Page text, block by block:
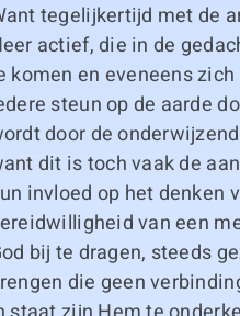
tegelijkertijd met de
actief, die in de
komen en eveneens
steun op de aarde
door de
dit is toch vaak de
invloed op het denken
van een
bij te dragen, steeds
die geen